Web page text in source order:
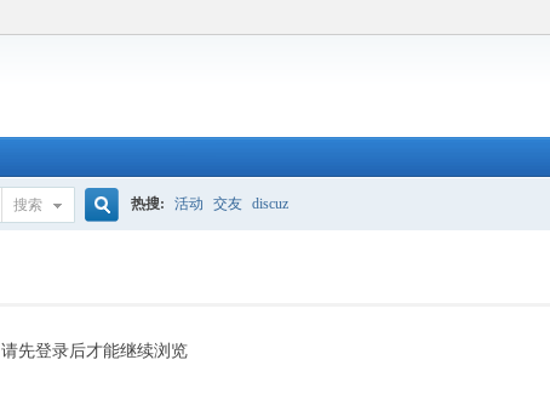
搜索
索
热搜: 活动 交友 discuz
请先登录后才能继续浏览